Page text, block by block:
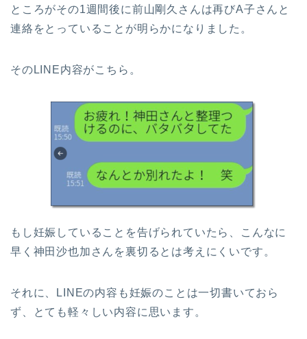
ところがその1週間後に前山剛久さんは再びA子さんと
連絡をとっていることが明らかになりました。
そのLINE内容がこちら。
もし妊娠していることを告げられていたら、こんなに
早く神田沙也加さんを裏切るとは考えにくいです。
それに、LINEの内容も妊娠のことは一切書いておら
ず、とても軽々しい内容に思います。